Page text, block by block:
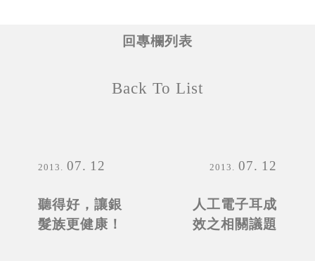
2013 07 12
聽得好，讓銀
髮族更健康！
回專欄列表
Back To List
2013 07 12
人工電子耳成
效之相關議題